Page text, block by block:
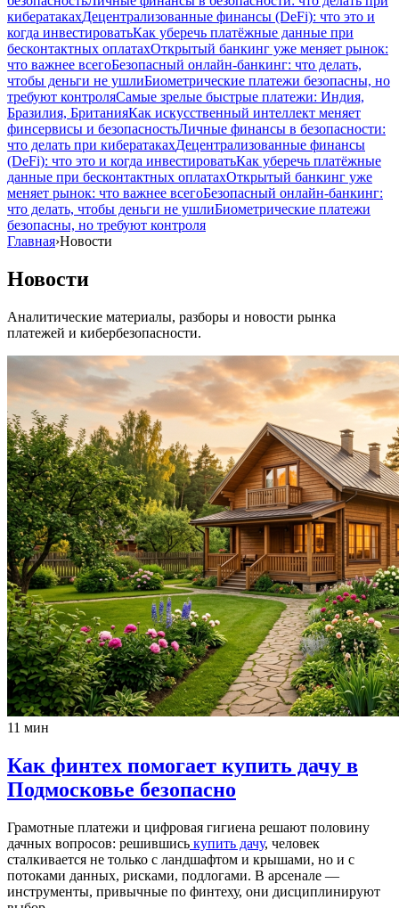
кибератакахДецентрализованные финансы (DeFi): что это и
когда инвестироватьКак уберечь платёжные данные при
бесконтактных оплатахОткрытый банкинг уже меняет рынок:
что важнее всегоБезопасный онлайн-банкинг: что делать,
чтобы деньги не ушлиБиометрические платежи безопасны, но
требуют контроляСамые зрелые быстрые платежи: Индия,
Бразилия, БританияКак искусственный интеллект меняет
финсервисы и безопасностьЛичные финансы в безопасности:
что делать при кибератакахДецентрализованные финансы
(DeFi): что это и когда инвестироватьКак уберечь платёжные
данные при бесконтактных оплатахОткрытый банкинг уже
меняет рынок: что важнее всегоБезопасный онлайн-банкинг:
что делать, чтобы деньги не ушлиБиометрические платежи
безопасны, но требуют контроля
Главная›Новости
Новости
Аналитические материалы, разборы и новости рынка
платежей и кибербезопасности.
11 мин
Как финтех помогает купить дачу в
Подмосковье безопасно
Грамотные платежи и цифровая гигиена решают половину
дачных вопросов: решившись купить дачу, человек
сталкивается не только с ландшафтом и крышами, но и с
потоками данных, рисками, подлогами. В арсенале —
инструменты, привычные по финтеху, они дисциплинируют